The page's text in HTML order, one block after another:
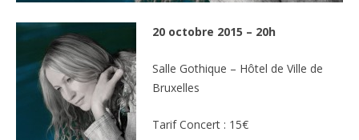
20 octobre 2015 – 20h
Salle Gothique – Hôtel de Ville de
Bruxelles
Tarif Concert : 15€